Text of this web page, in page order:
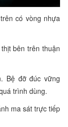
có vòng nhựa
bên trên thuận
Bệ đỡ đúc vững
trình dùng.
ma sát trực tiếp